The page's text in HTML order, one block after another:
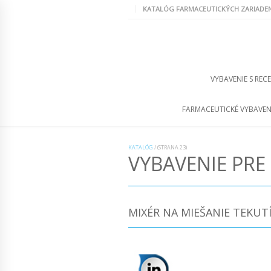
KATALÓG FARMACEUTICKÝCH
VYBAVENIE S
FARMACEUTICKÉ
KATALÓG /(STRANA 23)
VYBAVENIE PRE
MIXÉR NA MIEŠANIE